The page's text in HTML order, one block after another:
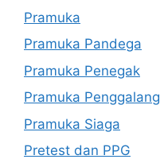
Pramuka
Pramuka Pandega
Pramuka Penegak
Pramuka Penggalang
Pramuka Siaga
Pretest dan PPG